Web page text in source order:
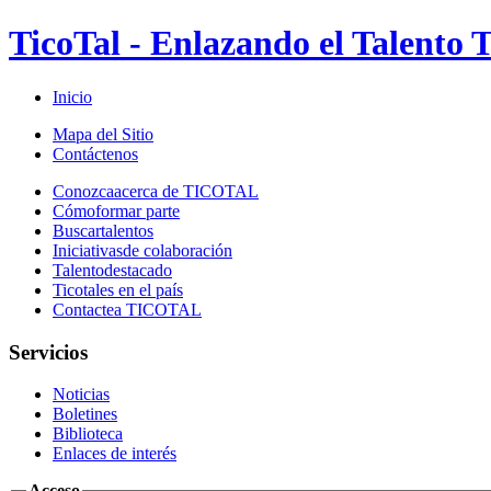
TicoTal - Enlazando el Talento
Inicio
Mapa del Sitio
Contáctenos
Conozcaacerca de TICOTAL
Cómoformar parte
Buscartalentos
Iniciativasde colaboración
Talentodestacado
Ticotales en el país
Contactea TICOTAL
Servicios
Noticias
Boletines
Biblioteca
Enlaces de interés